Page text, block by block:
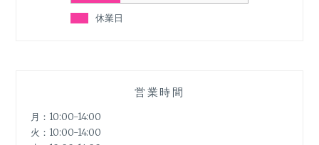
休業日
営業時間
月：10:00-14:00
火：10:00-14:00